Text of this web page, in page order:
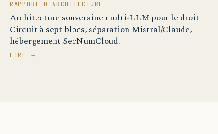
RAPPORT D'ARCHITECTURE
Architecture souveraine multi‑LLM pour le droit.
Circuit à sept blocs, séparation Mistral/Claude,
hébergement SecNumCloud.
LIRE →